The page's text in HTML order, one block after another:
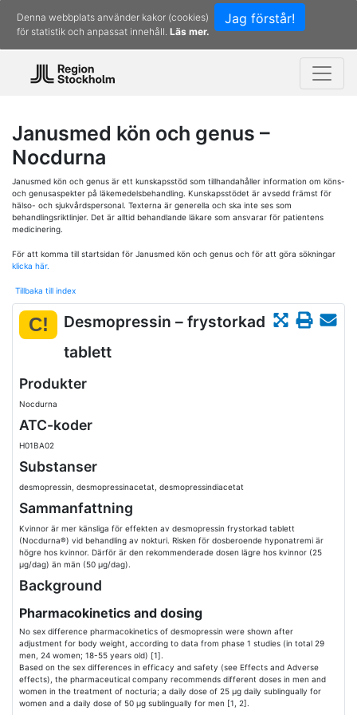
Jag förstår!
Denna webbplats använder kakor (cookies)
för statistik och anpassat innehåll. Läs mer.
Janusmed kön och genus –
Nocdurna
Janusmed kön och genus är ett kunskapsstöd som tillhandahåller information om köns-
och genusaspekter på läkemedelsbehandling. Kunskapsstödet är avsedd främst för
hälso- och sjukvårdspersonal. Texterna är generella och ska inte ses som
behandlingsriktlinjer. Det är alltid behandlande läkare som ansvarar för patientens
medicinering.
För att komma till startsidan för Janusmed kön och genus och för att göra sökningar
klicka här.
Tillbaka till index
C!
Desmopressin – frystorkad
tablett
Produkter
Nocdurna
ATC-koder
H01BA02
Substanser
desmopressin, desmopressinacetat, desmopressindiacetat
Sammanfattning
Kvinnor är mer känsliga för effekten av desmopressin frystorkad tablett
(Nocdurna®) vid behandling av nokturi. Risken för dosberoende hyponatremi är
högre hos kvinnor. Därför är den rekommenderade dosen lägre hos kvinnor (25
µg/dag) än män (50 µg/dag).
Background
Pharmacokinetics and dosing
No sex difference pharmacokinetics of desmopressin were shown after
adjustment for body weight, according to data from phase 1 studies (in total 29
men, 24 women; 18-55 years old) [1].
Based on the sex differences in efficacy and safety (see Effects and Adverse
effects), the pharmaceutical company recommends different doses in men and
women in the treatment of nocturia; a daily dose of 25 µg daily sublingually for
women and a daily dose of 50 µg sublingually for men [1, 2].